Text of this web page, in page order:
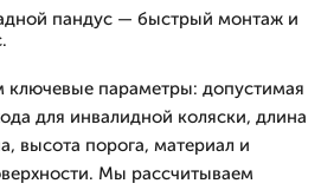
пандус — быстрый монтаж и
параметры: допустимая
для инвалидной коляски, длина
высота порога, материал и
Мы рассчитываем